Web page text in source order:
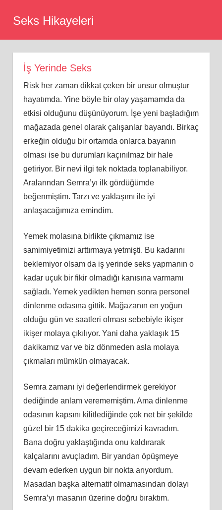
Seks Hikayeleri
İş Yerinde Seks
Risk her zaman dikkat çeken bir unsur olmuştur
hayatımda. Yine böyle bir olay yaşamamda da
etkisi olduğunu düşünüyorum. İşe yeni başladığım
mağazada genel olarak çalışanlar bayandı. Birkaç
erkeğin olduğu bir ortamda onlarca bayanın
olması ise bu durumları kaçınılmaz bir hale
getiriyor. Bir nevi ilgi tek noktada toplanabiliyor.
Aralarından Semra’yı ilk gördüğümde
beğenmiştim. Tarzı ve yaklaşımı ile iyi
anlaşacağımıza emindim.
Yemek molasına birlikte çıkmamız ise
samimiyetimizi arttırmaya yetmişti. Bu kadarını
beklemiyor olsam da iş yerinde seks yapmanın o
kadar uçuk bir fikir olmadığı kanısına varmamı
sağladı. Yemek yedikten hemen sonra personel
dinlenme odasına gittik. Mağazanın en yoğun
olduğu gün ve saatleri olması sebebiyle ikişer
ikişer molaya çıkılıyor. Yani daha yaklaşık 15
dakikamız var ve biz dönmeden asla molaya
çıkmaları mümkün olmayacak.
Semra zamanı iyi değerlendirmek gerekiyor
dediğinde anlam verememiştim. Ama dinlenme
odasının kapsını kilitlediğinde çok net bir şekilde
güzel bir 15 dakika geçireceğimizi kavradım.
Bana doğru yaklaştığında onu kaldırarak
kalçalarını avuçladım. Bir yandan öpüşmeye
devam ederken uygun bir nokta arıyordum.
Masadan başka alternatif olmamasından dolayı
Semra’yı masanın üzerine doğru bıraktım.